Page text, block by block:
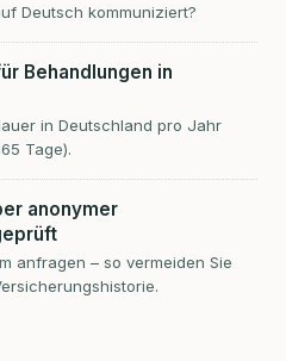
Deutsch kommuniziert?
Behandlungen in
in Deutschland pro Jahr
Tage).
anonymer
anfragen – so vermeiden Sie